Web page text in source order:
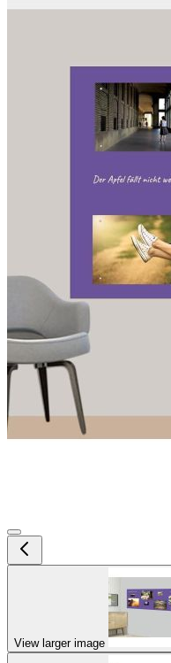
View larger image